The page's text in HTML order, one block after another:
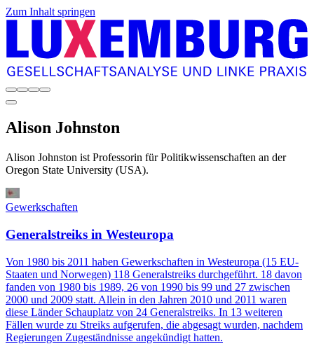
Zum Inhalt springen
Alison Johnston
Alison Johnston ist Professorin für Politikwissenschaften an der
Oregon State University (USA).
Gewerkschaften
Generalstreiks in Westeuropa
Von 1980 bis 2011 haben Gewerkschaften in Westeuropa (15 EU-
Staaten und Norwegen) 118 Generalstreiks durchgeführt. 18 davon
fanden von 1980 bis 1989, 26 von 1990 bis 99 und 27 zwischen
2000 und 2009 statt. Allein in den Jahren 2010 und 2011 waren
diese Länder Schauplatz von 24 Generalstreiks. In 13 weiteren
Fällen wurde zu Streiks aufgerufen, die abgesagt wurden, nachdem
Regierungen Zugeständnisse angekündigt hatten.